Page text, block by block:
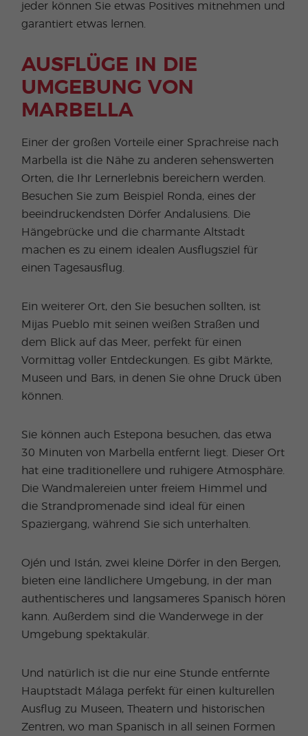
jeder können Sie etwas Positives mitnehmen und
garantiert etwas lernen.
AUSFLÜGE IN DIE
UMGEBUNG VON
MARBELLA
Einer der großen Vorteile einer Sprachreise nach
Marbella ist die Nähe zu anderen sehenswerten
Orten, die Ihr Lernerlebnis bereichern werden.
Besuchen Sie zum Beispiel Ronda, eines der
beeindruckendsten Dörfer Andalusiens. Die
Hängebrücke und die charmante Altstadt
machen es zu einem idealen Ausflugsziel für
einen Tagesausflug.
Ein weiterer Ort, den Sie besuchen sollten, ist
Mijas Pueblo mit seinen weißen Straßen und
dem Blick auf das Meer, perfekt für einen
Vormittag voller Entdeckungen. Es gibt Märkte,
Museen und Bars, in denen Sie ohne Druck üben
können.
Sie können auch Estepona besuchen, das etwa
30 Minuten von Marbella entfernt liegt. Dieser Ort
hat eine traditionellere und ruhigere Atmosphäre.
Die Wandmalereien unter freiem Himmel und
die Strandpromenade sind ideal für einen
Spaziergang, während Sie sich unterhalten.
Ojén und Istán, zwei kleine Dörfer in den Bergen,
bieten eine ländlichere Umgebung, in der man
authentischeres und langsameres Spanisch hören
kann. Außerdem sind die Wanderwege in der
Umgebung spektakulär.
Und natürlich ist die nur eine Stunde entfernte
Hauptstadt Málaga perfekt für einen kulturellen
Ausflug zu Museen, Theatern und historischen
Zentren, wo man Spanisch in all seinen Formen